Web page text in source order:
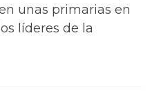
unas primarias en
líderes de la